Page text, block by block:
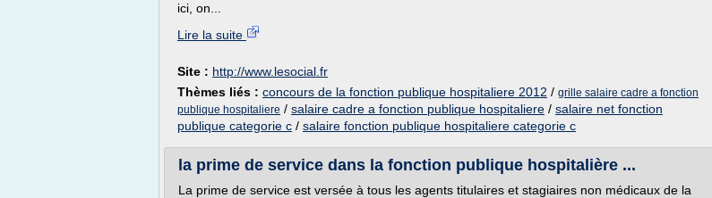
ici, on...
Lire la suite
Site : http://www.lesocial.fr
Thèmes liés : concours de la fonction publique hospitaliere 2012 / grille salaire cadre a fonction
publique hospitaliere / salaire cadre a fonction publique hospitaliere / salaire net fonction
publique categorie c / salaire fonction publique hospitaliere categorie c
la prime de service dans la fonction publique hospitalière ...
La prime de service est versée à tous les agents titulaires et stagiaires non médicaux de la